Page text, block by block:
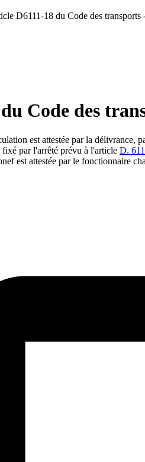
D6111-18 du Code des
Code des
est attestée par la délivrance,
par l'arrêté prévu à l'article D.
est attestée par le fonctionnaire